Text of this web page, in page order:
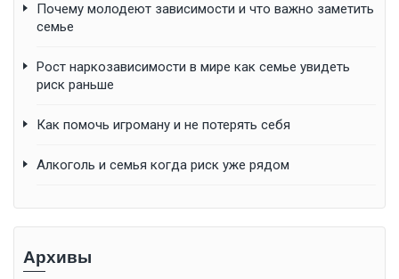
Почему молодеют зависимости и что важно заметить
семье
Рост наркозависимости в мире как семье увидеть
риск раньше
Как помочь игроману и не потерять себя
Алкоголь и семья когда риск уже рядом
Архивы